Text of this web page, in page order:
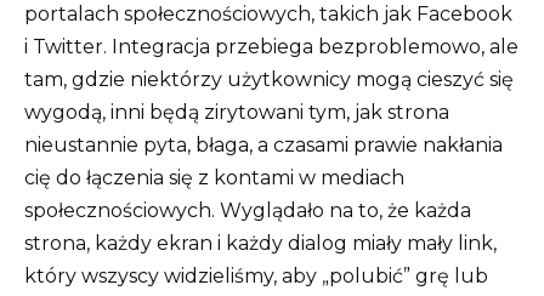
portalach społecznościowych, takich jak Facebook
i Twitter. Integracja przebiega bezproblemowo, ale
tam, gdzie niektórzy użytkownicy mogą cieszyć się
wygodą, inni będą zirytowani tym, jak strona
nieustannie pyta, błaga, a czasami prawie nakłania
cię do łączenia się z kontami w mediach
społecznościowych. Wyglądało na to, że każda
strona, każdy ekran i każdy dialog miały mały link,
który wszyscy widzieliśmy, aby „polubić” grę lub